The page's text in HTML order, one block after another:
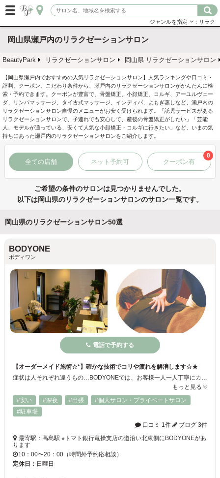
ジャンルを指定 ：リラク
岡山県瀬戸内のリラクゼーションサロン
BeautyPark リラクゼーションサロン 岡山県 リラクゼーションサロン
【岡山県瀬戸内でおすすめの人気リラクゼーションサロン】人気ランキングや口コミ・
評判、クーポン、こだわり条件から、瀬戸内のリラクゼーションサロンがかんたんに検
索・予約できます。クーポンが豊富で、骨盤矯正、小顔矯正、コルギ、アーユルヴェー
ダ、リンパマッサージ、タイ古式マッサージ、インディバ、よもぎ蒸しなど、瀬戸内の
リラクゼーションサロン自慢のメニューがお安く受けられます。「託児サービスがある
リラクゼーションサロンで、子連れでも安心して、産後の骨盤矯正がしたい」「芸能
人、モデルが通っている、安くて人気な小顔矯正・コルギに行きたい」など、いまの気
持ちにあった瀬戸内のリラクゼーションサロンをご紹介します。
全ての店舗 ネット予約可 クーポン有
0
ご希望の条件のサロンは見つかりませんでした。
以下は岡山県のリラクゼーションサロンのサロン一覧です。
岡山県のリラクゼーションサロン50選
BODYONE
ボディワン
電話で予約する
【オーダーメイド施術☆*】確かな技術でコリや疲れを解消します☆★
症状は人それぞれ違うもの…BODYONEでは、お客様一人一人丁寧にカウンセリングを行い、症状に合わせてオーダーメイド施術を行います！表層・深層にある筋肉へのマッサージと骨盤矯正を中心に施術を致します☆スタッフは全員国家資格を持っておりますので、技術はお墨付き♪寝ても疲れが取れない方、他店で満足出来なかった方も是非当店にお越しください☆*
もっと見る
#安い
#深夜 #出張
#個人サロン・プライベートサロン
#駐車場
口コミ 1件
ブログ 3件
最寄駅：高島駅 ※トマト銀行竜操支店の道沿い北東側にBODYONEがあ
ります
10：00〜20：00（時間外予約応相談）
定休日： 日曜日